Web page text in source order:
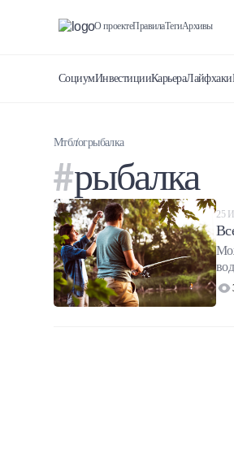
О проектеПравилаТегиАрхивы
СоциумИнвестицииКарьераЛайфхаки
Мтблогрыбалка
рыбалка
25